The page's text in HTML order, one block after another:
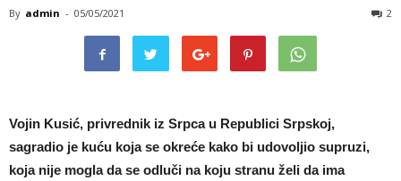
By admin - 05/05/2021 2
Vojin Kusić, privrednik iz Srpca u Republici Srpskoj,
sagradio je kuću koja se okreće kako bi udovoljio supruzi,
koja nije mogla da se odluči na koju stranu želi da ima